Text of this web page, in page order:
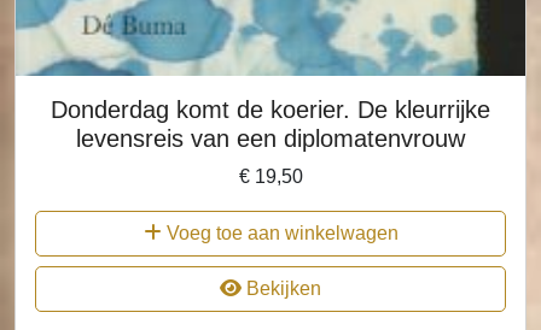
Donderdag komt de koerier. De kleurrijke
levensreis van een diplomatenvrouw
€19,50
Voeg toe aan winkelwagen
Bekijken